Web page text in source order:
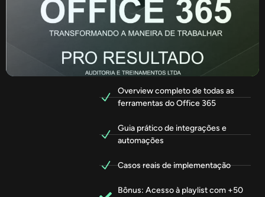
Overview completo de todas as
ferramentas do Office 365
Guia prático de integrações e
automações
Casos reais de implementação
Bônus: Acesso à playlist com +50